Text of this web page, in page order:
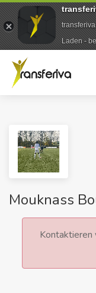
Mouknass
Kontaktieren
Laden -